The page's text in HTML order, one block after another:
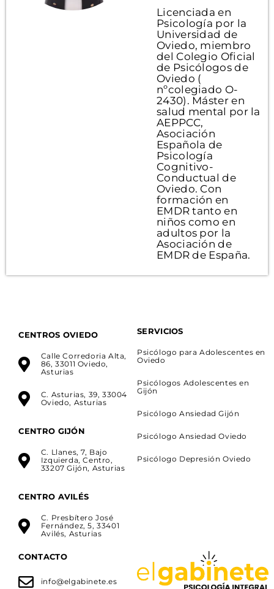
Licenciada en
Psicología por la
Universidad de
Oviedo, miembro
del Colegio Oficial
de Psicólogos de
Oviedo (
nºcolegiado O-
2430). Máster en
salud mental por la
AEPPCC,
Asociación
Española de
Psicología
Cognitivo-
Conductual de
Oviedo. Con
formación en
EMDR tanto en
niños como en
adultos por la
Asociación de
EMDR de España.
CENTROS OVIEDO
Calle Corredoria Alta,
86, 33011 Oviedo,
Asturias
C. Asturias, 39, 33004
Oviedo, Asturias
CENTRO GIJÓN
C. Llanes, 7, Bajo
Izquierda, Centro,
33207 Gijón, Asturias
CENTRO AVILÉS
C. Presbítero José
Fernández, 5, 33401
Avilés, Asturias
SERVICIOS
Psicólogo para Adolescentes en
Oviedo
Psicólogos Adolescentes en
Gijón
Psicólogo Ansiedad Gijón
Psicólogo Ansiedad Oviedo
Psicólogo Depresión Oviedo
CONTACTO
info@elgabinete.es